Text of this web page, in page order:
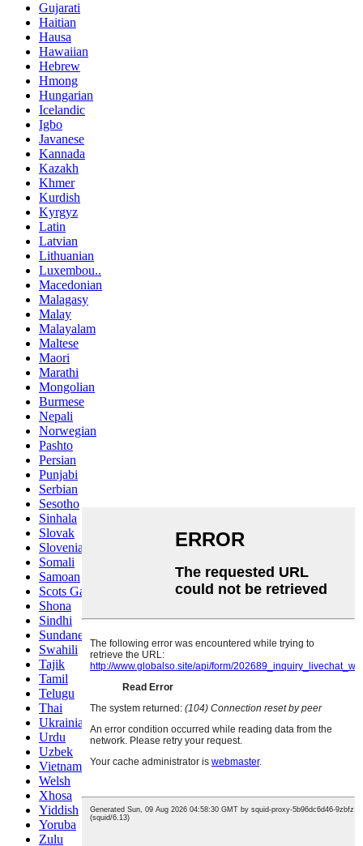
Gujarati
Haitian
Hausa
Hawaiian
Hebrew
Hmong
Hungarian
Icelandic
Igbo
Javanese
Kannada
Kazakh
Khmer
Kurdish
Kyrgyz
Latin
Latvian
Lithuanian
Luxembou..
Macedonian
Malagasy
Malay
Malayalam
Maltese
Maori
Marathi
Mongolian
Burmese
Nepali
Norwegian
Pashto
Persian
Punjabi
Serbian
Sesotho
Sinhala
Slovak
Slovenian
Somali
Samoan
Scots Gaelic
Shona
Sindhi
Sundanese
Swahili
Tajik
Tamil
Telugu
Thai
Ukrainian
Urdu
Uzbek
Vietnamese
Welsh
Xhosa
Yiddish
Yoruba
Zulu